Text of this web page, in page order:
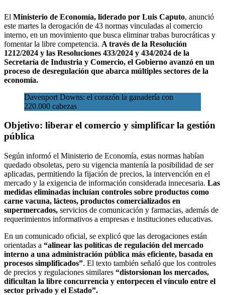
El Ministerio de Economía, liderado por Luis Caputo, anunció
este martes la derogación de 43 normas vinculadas al comercio
interno, en un movimiento que busca eliminar trabas burocráticas y
fomentar la libre competencia. A través de la Resolución
1212/2024 y las Resoluciones 433/2024 y 434/2024 de la
Secretaría de Industria y Comercio, el Gobierno avanzó en un
proceso de desregulación que abarca múltiples sectores de la
economía.
Davenport Downs: el corazón la ganadería con
220.000 cabezas
Objetivo: liberar el comercio y simplificar la gestión
pública
Según informó el Ministerio de Economía, estas normas habían
quedado obsoletas, pero su vigencia mantenía la posibilidad de ser
aplicadas, permitiendo la fijación de precios, la intervención en el
mercado y la exigencia de información considerada innecesaria. Las
medidas eliminadas incluían controles sobre productos como
carne vacuna, lácteos, productos comercializados en
supermercados, servicios de comunicación y farmacias, además de
requerimientos informativos a empresas e instituciones educativas.
En un comunicado oficial, se explicó que las derogaciones están
orientadas a “alinear las políticas de regulación del mercado
interno a una administración pública más eficiente, basada en
procesos simplificados”. El texto también señaló que los controles
de precios y regulaciones similares “distorsionan los mercados,
dificultan la libre concurrencia y entorpecen el vínculo entre el
sector privado y el Estado”.